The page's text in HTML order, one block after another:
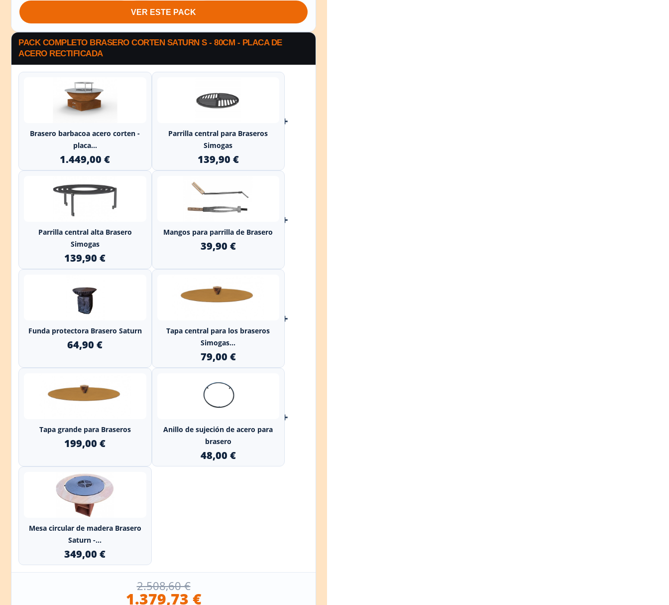
VER ESTE PACK
PACK COMPLETO BRASERO CORTEN SATURN S - 80CM - PLACA DE
ACERO RECTIFICADA
Brasero barbacoa acero corten -
placa...
1.449,00 €
Parrilla central para Braseros
Simogas
139,90 €
+
Parrilla central alta Brasero
Simogas
139,90 €
Mangos para parrilla de Brasero
39,90 €
+
Funda protectora Brasero Saturn
64,90 €
Tapa central para los braseros
Simogas...
79,00 €
+
Tapa grande para Braseros
199,00 €
Anillo de sujeción de acero para
brasero
48,00 €
+
Mesa circular de madera Brasero
Saturn -...
349,00 €
2.508,60 €
1.379,73 €